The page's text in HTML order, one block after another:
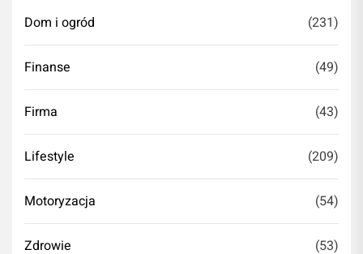
Dom i ogród (231)
Finanse (49)
Firma (43)
Lifestyle (209)
Motoryzacja (54)
Zdrowie (53)